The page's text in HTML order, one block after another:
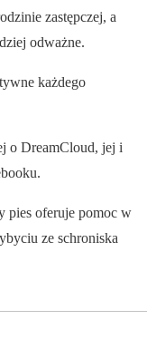
zastępczej, a
odważne.
każdego
o DreamCloud, jej i
pies oferuje pomoc w
ze schroniska